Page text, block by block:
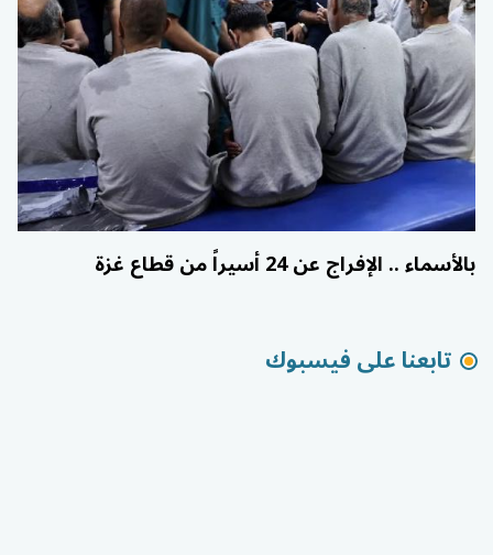
بالأسماء .. الإفراج عن 24 أسيراً من قطاع غزة
تابعنا على فيسبوك